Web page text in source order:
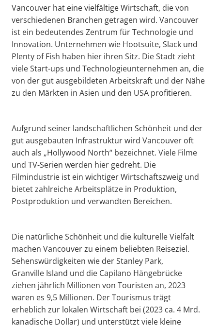
Vancouver hat eine vielfältige Wirtschaft, die von
verschiedenen Branchen getragen wird. Vancouver
ist ein bedeutendes Zentrum für Technologie und
Innovation. Unternehmen wie Hootsuite, Slack und
Plenty of Fish haben hier ihren Sitz. Die Stadt zieht
viele Start-ups und Technologieunternehmen an, die
von der gut ausgebildeten Arbeitskraft und der Nähe
zu den Märkten in Asien und den USA profitieren.
Aufgrund seiner landschaftlichen Schönheit und der
gut ausgebauten Infrastruktur wird Vancouver oft
auch als „Hollywood North“ bezeichnet. Viele Filme
und TV-Serien werden hier gedreht. Die
Filmindustrie ist ein wichtiger Wirtschaftszweig und
bietet zahlreiche Arbeitsplätze in Produktion,
Postproduktion und verwandten Bereichen.
Die natürliche Schönheit und die kulturelle Vielfalt
machen Vancouver zu einem beliebten Reiseziel.
Sehenswürdigkeiten wie der Stanley Park,
Granville Island und die Capilano Hängebrücke
ziehen jährlich Millionen von Touristen an, 2023
waren es 9,5 Millionen. Der Tourismus trägt
erheblich zur lokalen Wirtschaft bei (2023 ca. 4 Mrd.
kanadische Dollar) und unterstützt viele kleine